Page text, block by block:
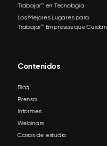
Trabajar™ en Tecnología
Los Mejores Lugares para
Trabajar™ Empresas que Cuidan
Contenidos
Blog
Prensa
Informes
Webinars
Casos de estudio